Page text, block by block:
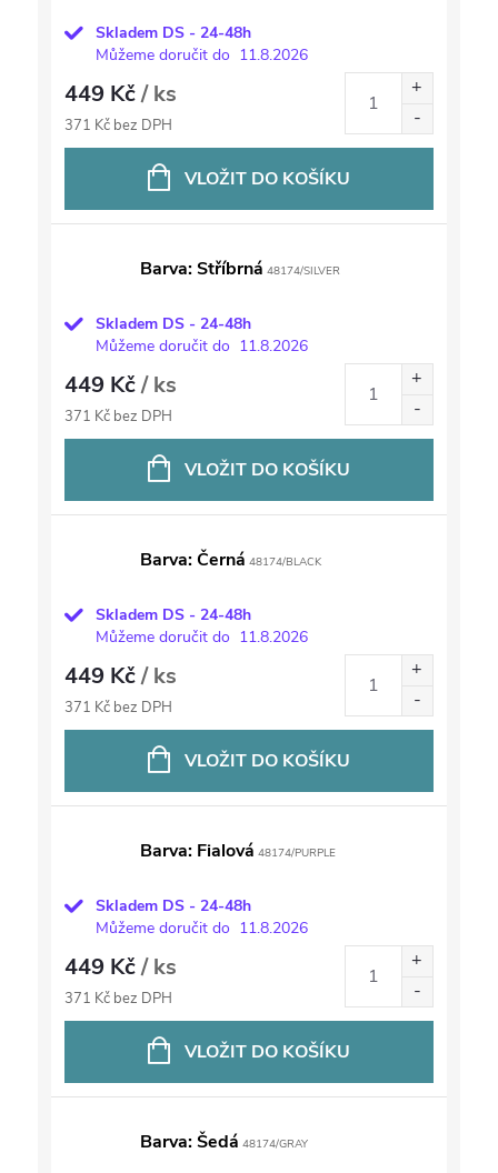
Skladem DS - 24-48h
Můžeme doručit do 11.8.2026
449 Kč/ ks
371 Kč bez DPH
VLOŽIT DO KOŠÍKU
Barva: Stříbrná 48174/SILVER
Skladem DS - 24-48h
Můžeme doručit do 11.8.2026
449 Kč/ ks
371 Kč bez DPH
VLOŽIT DO KOŠÍKU
Barva: Černá 48174/BLACK
Skladem DS - 24-48h
Můžeme doručit do 11.8.2026
449 Kč/ ks
371 Kč bez DPH
VLOŽIT DO KOŠÍKU
Barva: Fialová 48174/PURPLE
Skladem DS - 24-48h
Můžeme doručit do 11.8.2026
449 Kč/ ks
371 Kč bez DPH
VLOŽIT DO KOŠÍKU
Barva: Šedá 48174/GRAY